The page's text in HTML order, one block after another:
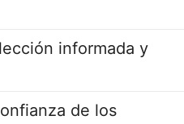
informada y
de los